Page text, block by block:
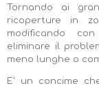
Tornando ai
ricoperture in
modificando
eliminare il
meno lunghe o
E' un concime